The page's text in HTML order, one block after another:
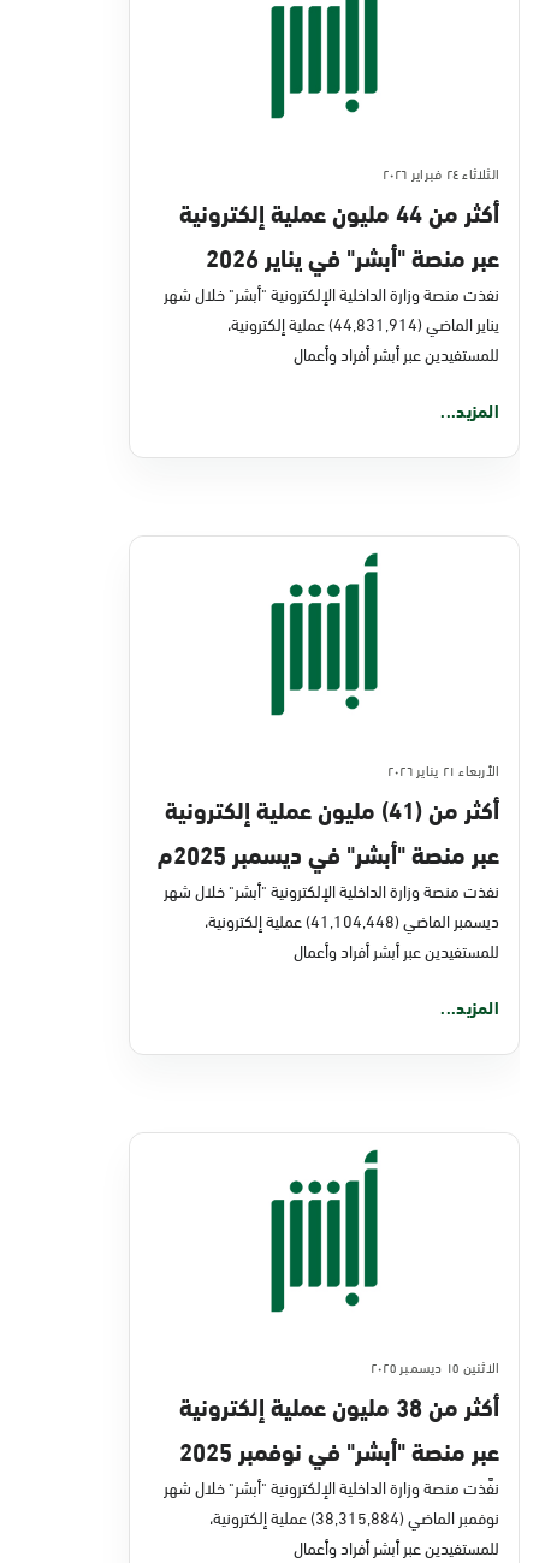
الثلاثاء ٢٤ فبراير ٢٠٢٦
أكثر من 44 مليون عملية إلكترونية
عبر منصة "أبشر" في يناير 2026
نفذت منصة وزارة الداخلية الإلكترونية "أبشر" خلال شهر
يناير الماضي (44,831,914) عملية إلكترونية،
للمستفيدين عبر أبشر أفراد وأعمال
المزيد...
الأربعاء ٢١ يناير ٢٠٢٦
أكثر من (41) مليون عملية إلكترونية
عبر منصة "أبشر" في ديسمبر 2025م
نفذت منصة وزارة الداخلية الإلكترونية "أبشر" خلال شهر
ديسمبر الماضي (41,104,448) عملية إلكترونية،
للمستفيدين عبر أبشر أفراد وأعمال
المزيد...
الاثنين ١٥ ديسمبر ٢٠٢٥
أكثر من 38 مليون عملية إلكترونية
عبر منصة "أبشر" في نوفمبر 2025
نفَّذت منصة وزارة الداخلية الإلكترونية "أبشر" خلال شهر
نوفمبر الماضي (38,315,884) عملية إلكترونية،
للمستفيدين عبر أبشر أفراد وأعمال